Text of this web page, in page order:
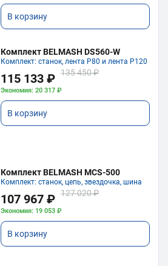
В корзину
Комплект BELMASH DS560-W
Комплект: станок, лента P80 и лента P120
115 133 ₽ 135 450 ₽
Экономия: 20 317 ₽
В корзину
Комплект BELMASH MCS-500
Комплект: станок, цепь, звездочка, шина
107 967 ₽ 127 020 ₽
Экономия: 19 053 ₽
В корзину